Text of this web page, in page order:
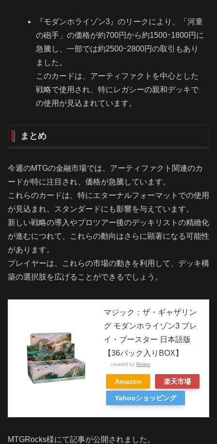
『モダンホライゾン3』のリークにより、「河童
の砲手」の価格が約700円から約1500ｰ1800円に
急騰し、一部では約2500ｰ2800円の取引もあり
ました。
このカードは、アーティファクトを中心とした
戦略で使用され、特にレガシーの親和デッキで
の使用が見込まれています。
まとめ
今週のMTGの金融市場では、アーティファクト関連のカ
ードが特に注目され、価格が急騰しています。
これらのカードは、特にエターナルフォーマットでの使用
が見込まれ、スタンダードにも影響を与えています。
新しい戦略の導入やプロツアー後のデッキリストの精緻化
が進むにつれて、これらの動向はさらに顕著になる可能性
があります。
プレイヤーは、これらの市場の動きを利用して、デッキ構
築の選択肢を広げることができるでしょう。
マジック：ザ・ギャザリン
グ モダンホライゾン3 プレ
イ・ブースター 日本語版
【36パック入りBOX】
created by Rinker
Amazon 楽天市場
Yahooショッピング
MTGRocks様にて記事が公開されました。